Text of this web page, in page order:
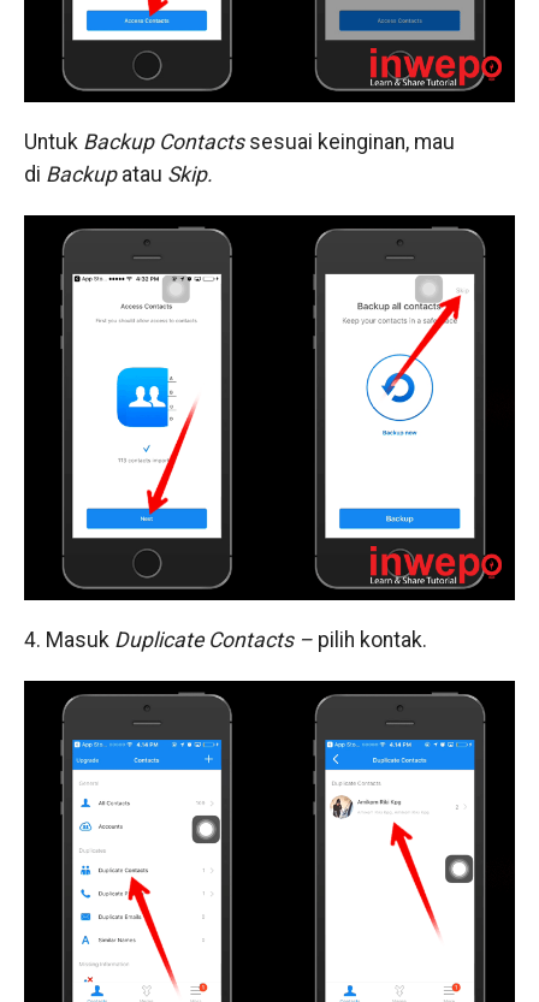
Untuk Backup Contacts sesuai keinginan, mau
di Backup atau Skip.
4. Masuk Duplicate Contacts – pilih kontak.